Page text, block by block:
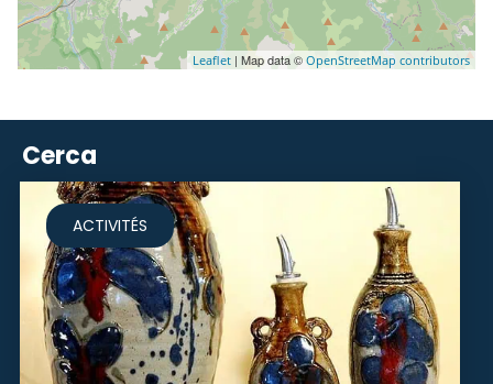
Leaflet | Map data © OpenStreetMap contributors
Cerca
ACTIVITÉS